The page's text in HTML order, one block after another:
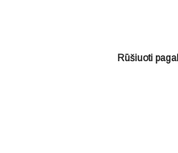
Rūšiuoti pagal